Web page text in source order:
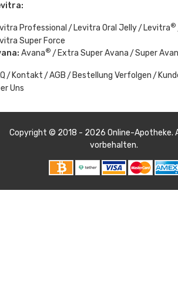
Professional Levitra Oral Jelly Levitra®
Super Force
Avana® Extra Super Avana Super
Kontakt AGB Bestellung Verfolgen
Uns
Copyright © 2018 - 2026 Online-Apotheke.
vorbehalten.